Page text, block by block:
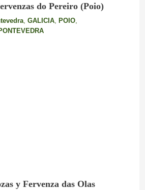
do Pereiro (Poio)
, GALICIA, POIO,
y Fervenza das Olas